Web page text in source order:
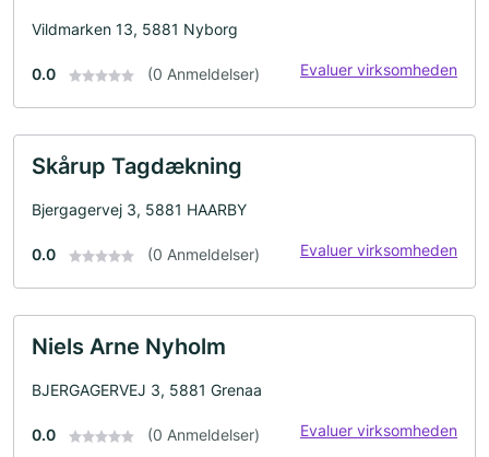
Vildmarken 13, 5881 Nyborg
0.0 (0 Anmeldelser) Evaluer virksomheden
Skårup Tagdækning
Bjergagervej 3, 5881 HAARBY
0.0 (0 Anmeldelser) Evaluer virksomheden
Niels Arne Nyholm
BJERGAGERVEJ 3, 5881 Grenaa
0.0 (0 Anmeldelser) Evaluer virksomheden